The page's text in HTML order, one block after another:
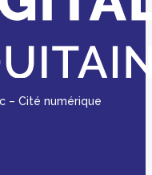
– Cité numérique